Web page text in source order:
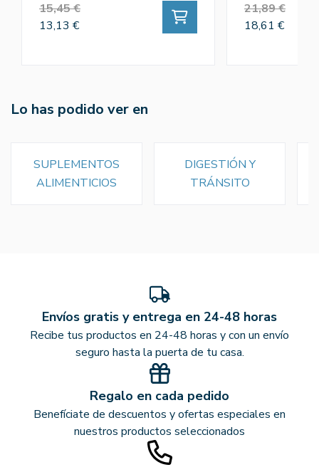
15,45 €
13,13 €
21,89 €
18,61 €
Lo has podido ver en
SUPLEMENTOS
ALIMENTICIOS
DIGESTIÓN Y
TRÁNSITO
Envíos gratis y entrega en 24-48 horas
Recibe tus productos en 24-48 horas y con un envío
seguro hasta la puerta de tu casa.
Regalo en cada pedido
Benefíciate de descuentos y ofertas especiales en
nuestros productos seleccionados